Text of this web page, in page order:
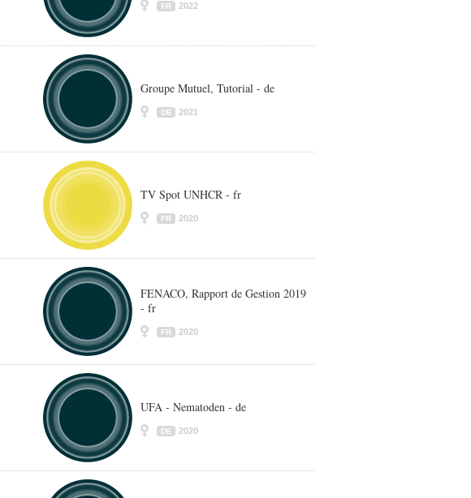
FR 2022
Groupe Mutuel, Tutorial - de
DE 2021
TV Spot UNHCR - fr
FR 2020
FENACO, Rapport de Gestion 2019
- fr
FR 2020
UFA - Nematoden - de
DE 2020